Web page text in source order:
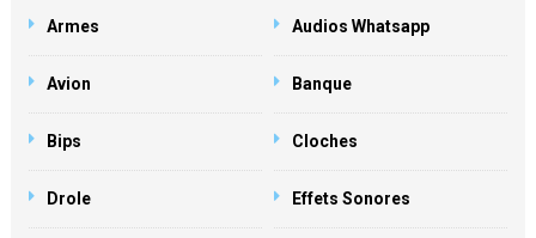
Armes Audios Whatsapp
Avion Banque
Bips Cloches
Drole Effets Sonores